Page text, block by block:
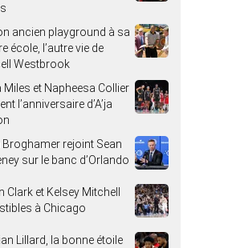
ancien playground à sa
école, l’autre vie de
Westbrook
Miles et Napheesa Collier
l’anniversaire d’A’ja
rejoint Sean
sur le banc d’Orlando
Clark et Kelsey Mitchell
à Chicago
Lillard, la bonne étoile